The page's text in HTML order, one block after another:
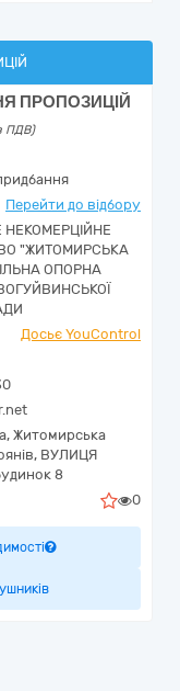
ПРОПОЗИЦІЙ
ПДВ)
Перейти до відбору
"ЖИТОМИРСЬКА
ОПОРНА
Досьє YouControl
, Житомирська
ВУЛИЦЯ
8
0